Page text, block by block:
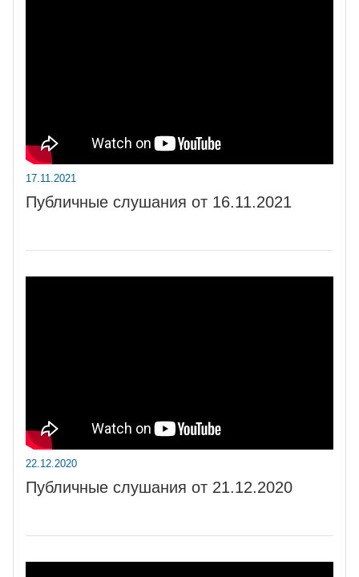
17.11.2021
Публичные слушания от 16.11.2021
22.12.2020
Публичные слушания от 21.12.2020